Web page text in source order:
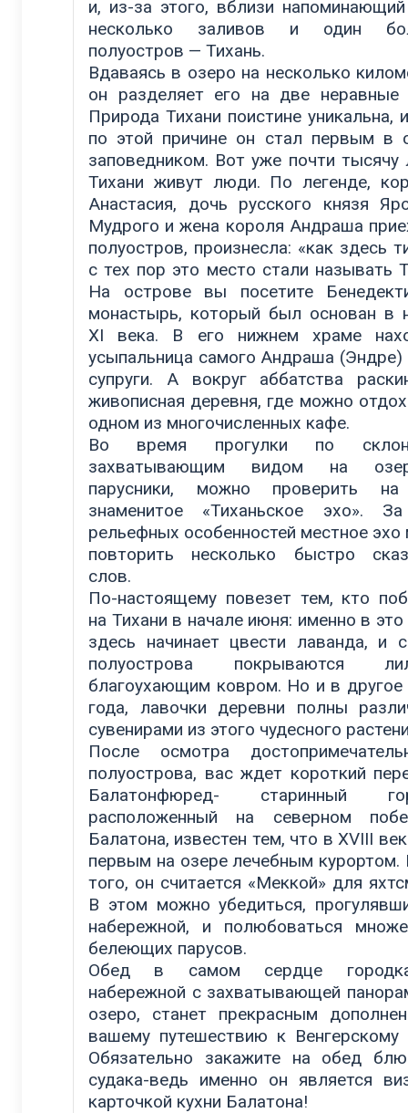
и, из-за этого, вблизи
несколько заливов и один
полуостров — Тихань.
Вдаваясь в озеро на несколько
он разделяет его на две неравные
Природа Тихани поистине уникальна,
по этой причине он стал первым в
заповедником. Вот уже почти тысячу
Тихани живут люди. По легенде,
Анастасия, дочь русского князя
Мудрого и жена короля Андраша
полуостров, произнесла: «как здесь
с тех пор это место стали называть
На острове вы посетите
монастырь, который был основан в
XI века. В его нижнем храме
усыпальница самого Андраша (Эндре)
супруги. А вокруг аббатства
живописная деревня, где можно
одном из многочисленных кафе.
Во время прогулки по
захватывающим видом на
парусники, можно проверить
знаменитое «Тиханьское эхо».
рельефных особенностей местное
повторить несколько быстро
слов.
По-настоящему повезет тем, кто
на Тихани в начале июня: именно в
здесь начинает цвести лаванда, и
полуострова покрываются
благоухающим ковром. Но и в другое
года, лавочки деревни полны
сувенирами из этого чудесного
После осмотра
полуострова, вас ждет короткий
Балатонфюред- старинный
расположенный на северном
Балатона, известен тем, что в XVIII
первым на озере лечебным курортом.
того, он считается «Меккой» для
В этом можно убедиться,
набережной, и полюбоваться
белеющих парусов.
Обед в самом сердце
набережной с захватывающей
озеро, станет прекрасным
вашему путешествию к
Обязательно закажите на обед
судака-ведь именно он является
карточкой кухни Балатона!